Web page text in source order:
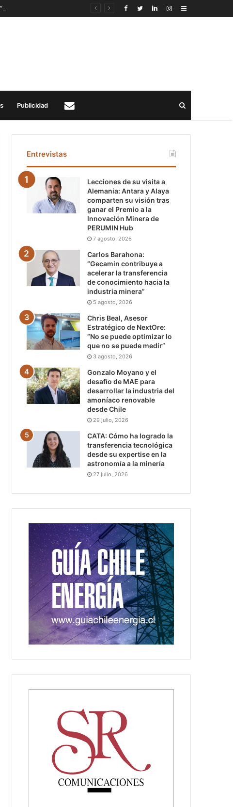
Sidebar
Publicidad
Entrevistas
Lecciones de su visita a
Alemania: Antara y Alaya
comparten su visión tras
ganar el Premio a la
Innovación Minera de
PERUMIN Hub
7 agosto, 2026
Carlos Barahona:
“Gecamin contribuye a
acelerar la transferencia
de conocimiento hacia la
industria minera”
5 agosto, 2026
Chris Beal, Asesor
Estratégico de NextOre:
“No se puede optimizar lo
que no se puede medir”
3 agosto, 2026
Gonzalo Moyano y el
desafío de MAE para
desarrollar la industria del
amoníaco renovable
desde Chile
29 julio, 2026
CATA: Cómo ha logrado la
transferencia tecnológica
desde su expertise en la
astronomía a la minería
27 julio, 2026